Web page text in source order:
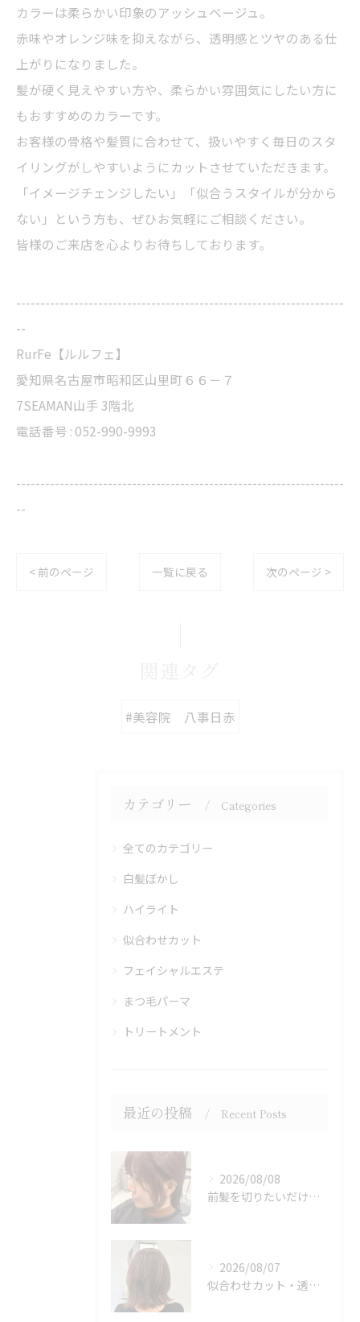
カラーは柔らかい印象のアッシュベージュ。
赤味やオレンジ味を抑えながら、透明感とツヤのある仕
上がりになりました。
髪が硬く見えやすい方や、柔らかい雰囲気にしたい方に
もおすすめのカラーです。
お客様の骨格や髪質に合わせて、扱いやすく毎日のスタ
イリングがしやすいようにカットさせていただきます。
「イメージチェンジしたい」「似合うスタイルが分から
ない」という方も、ぜひお気軽にご相談ください。
皆様のご来店を心よりお待ちしております。
--------------------------------------------------------------------
--
RurFe【ルルフェ】
愛知県名古屋市昭和区山里町６６－７
7SEAMAN山手 3階北
電話番号 : 052-990-9993
--------------------------------------------------------------------
--
< 前のページ 一覧に戻る 次のページ >
#美容院 八事日赤
カテゴリー Categories
全てのカテゴリー
白髪ぼかし
ハイライト
似合わせカット
フェイシャルエステ
まつ毛パーマ
トリートメント
最近の投稿 Recent Posts
2026/08/08
前髪を切りたいだけでもOK♪ポイントカット受付中！
2026/08/07
似合わせカット・透明感カラーはASAMIにお任せください♪